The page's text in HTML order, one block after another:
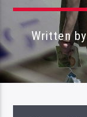
Written by